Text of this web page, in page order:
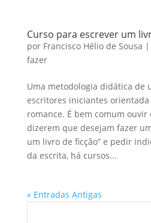
Curso para escrever um
por Francisco Hélio de Sousa |
fazer
Uma metodologia didática de
escritores iniciantes
romance. É bem comum
dizerem que desejam fazer
um livro de ficção” e pedir
da escrita, há cursos...
« Entradas Antigas